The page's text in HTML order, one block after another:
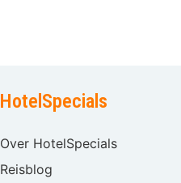
HotelSpecials
Over HotelSpecials
Reisblog